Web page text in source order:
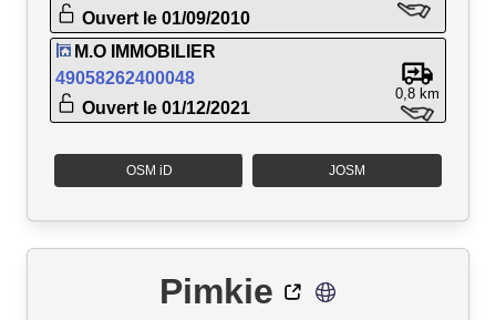
Ouvert le 01/09/2010
M.O IMMOBILIER
49058262400048
Ouvert le 01/12/2021
0,8 km
OSM iD JOSM
Pimkie